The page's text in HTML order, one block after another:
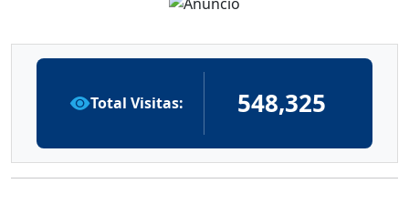
Total Visitas: 548,325